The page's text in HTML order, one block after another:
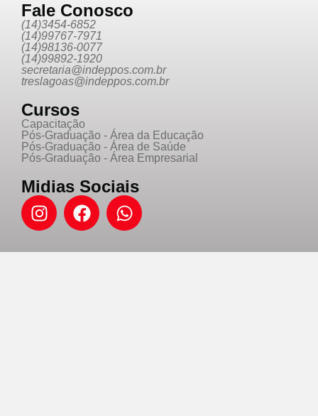
Fale Conosco
(14)3454-6852
(14)99767-7971
(14)98136-0077
(14)99892-1920
secretaria@indeppos.com.br
treslagoas@indeppos.com.br
Cursos
Capacitação
Pós-Graduação - Área da Educação
Pós-Graduação - Área de Saúde
Pós-Graduação - Área Empresarial
Midias Sociais